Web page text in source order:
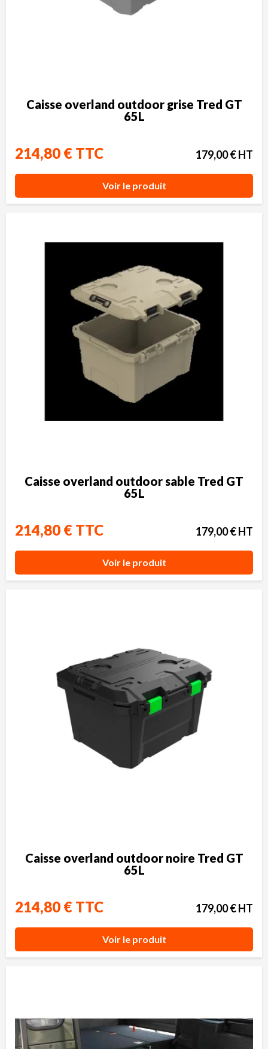
Caisse overland outdoor grise Tred GT
65L
214,80 € TTC 179,00 € HT
Voir le produit
Caisse overland outdoor sable Tred GT
65L
214,80 € TTC 179,00 € HT
Voir le produit
Caisse overland outdoor noire Tred GT
65L
214,80 € TTC 179,00 € HT
Voir le produit